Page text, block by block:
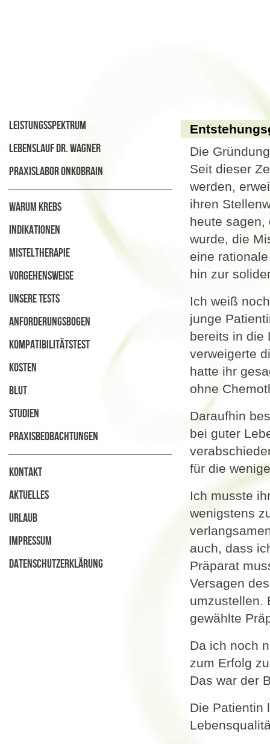
Leistungsspektrum
Lebenslauf Dr. Wagner
Praxislabor Onkobrain
Warum Krebs
Indikationen
Misteltherapie
Vorgehensweise
Unsere Tests
Anforderungsbogen
Kompatibilitätstest
Kosten
Blut
Studien
Praxisbeobachtungen
Kontakt
Aktuelles
Urlaub
Impressum
Datenschutzerklärung
Die
Seit dieser
werden,
ihren
heute sagen,
wurde, die
eine
hin zur
Ich weiß
junge
bereits in die
verweigerte
hatte ihr
ohne
Daraufhin
bei guter
für die
Ich musste
wenigstens
auch, dass
Präparat
Versagen
umzustellen.
gewählte
Da ich noch
zum Erfolg
Das war der
Die Patientin